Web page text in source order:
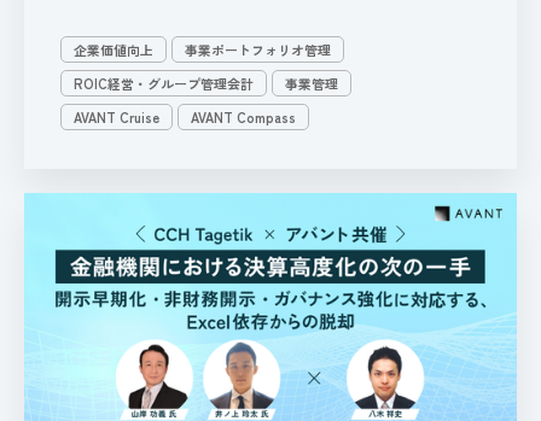
企業価値向上
事業ポートフォリオ管理
ROIC経営・グループ管理会計
事業管理
AVANT Cruise
AVANT Compass